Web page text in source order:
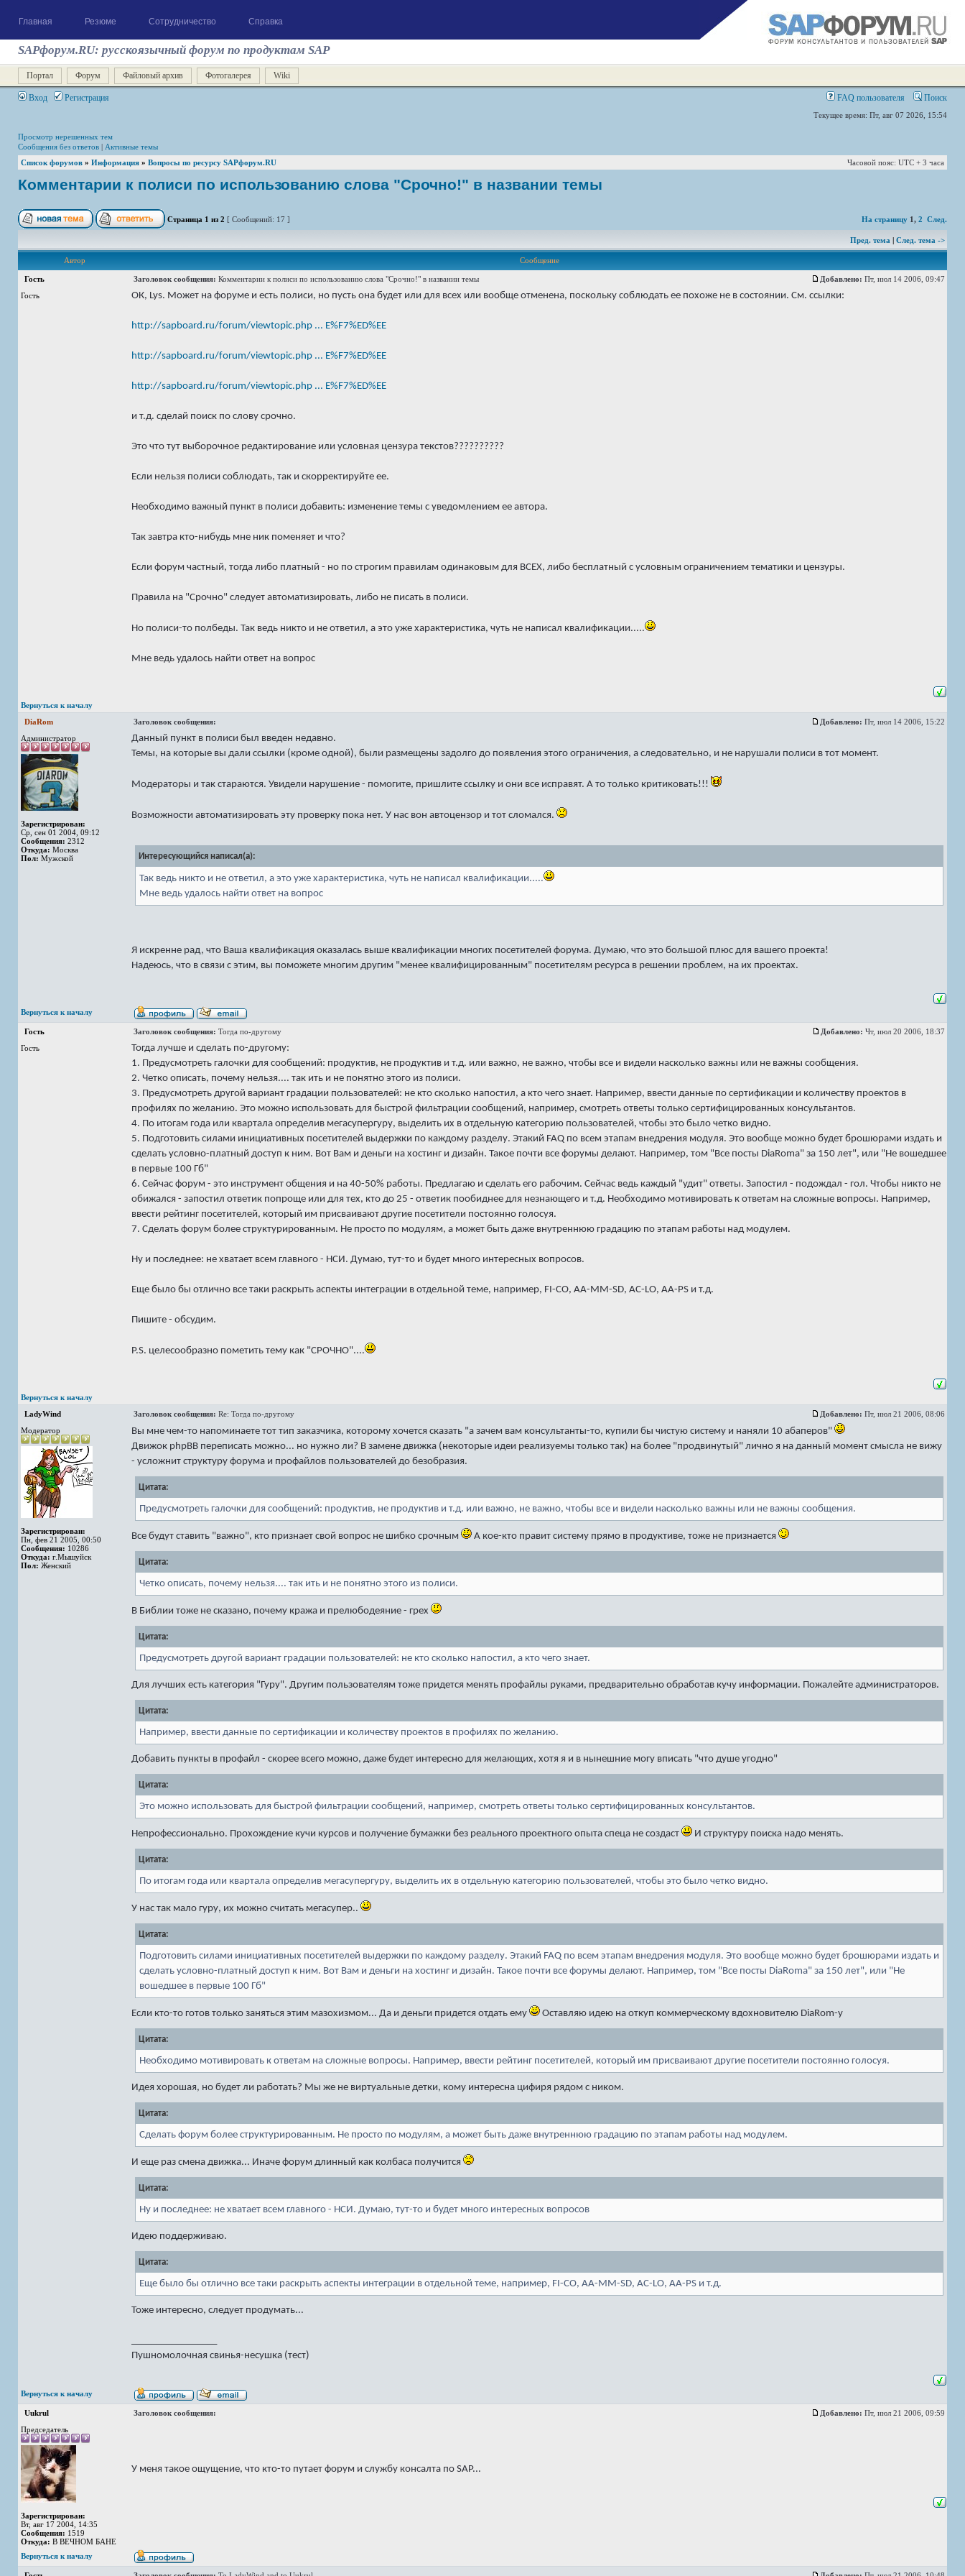
Главная Резюме Сотрудничество Справка
SAPфорум.RU: русскоязычный форум по продуктам SAP
Портал Форум Файловый архив Фотогалерея Wiki
Вход Регистрация FAQ пользователя Поиск
Текущее время: Пт, авг 07 2026, 15:54
Просмотр нерешенных тем
Сообщения без ответов | Активные темы
Список форумов » Информация » Вопросы по ресурсу SAPфорум.RU Часовой пояс: UTC + 3 часа
Комментарии к полиси по использованию слова "Срочно!" в названии темы
Страница 1 из 2 [ Сообщений: 17 ] На страницу 1, 2 След.
Пред. тема | След. тема ->
Автор Сообщение
Гость Заголовок сообщения: Комментарии к полиси по использованию слова "Срочно!" в названии темы Добавлено: Пт, июл 14 2006, 09:47
Гость
ОК, Lys. Может на форуме и есть полиси, но пусть она будет или для всех или вообще отменена, поскольку соблюдать ее похоже не в состоянии. См. ссылки:
http://sapboard.ru/forum/viewtopic.php ... E%F7%ED%EE
http://sapboard.ru/forum/viewtopic.php ... E%F7%ED%EE
http://sapboard.ru/forum/viewtopic.php ... E%F7%ED%EE
и т.д. сделай поиск по слову срочно.
Это что тут выборочное редактирование или условная цензура текстов??????????
Если нельзя полиси соблюдать, так и скорректируйте ее.
Необходимо важный пункт в полиси добавить: изменение темы с уведомлением ее автора.
Так завтра кто-нибудь мне ник поменяет и что?
Если форум частный, тогда либо платный - но по строгим правилам одинаковым для ВСЕХ, либо бесплатный с условным ограничением тематики и цензуры.
Правила на "Срочно" следует автоматизировать, либо не писать в полиси.
Но полиси-то полбеды. Так ведь никто и не ответил, а это уже характеристика, чуть не написал квалификации.....
Мне ведь удалось найти ответ на вопрос
Вернуться к началу
DiaRom
Заголовок сообщения: Добавлено: Пт, июл 14 2006, 15:22
Администратор
Зарегистрирован:
Ср, сен 01 2004, 09:12
Сообщения: 2312
Откуда: Москва
Пол: Мужской
Данный пункт в полиси был введен недавно.
Темы, на которые вы дали ссылки (кроме одной), были размещены задолго до появления этого ограничения, а следовательно, и не нарушали полиси в тот момент.
Модераторы и так стараются. Увидели нарушение - помогите, пришлите ссылку и они все исправят. А то только критиковать!!!
Возможности автоматизировать эту проверку пока нет. У нас вон автоцензор и тот сломался.
Интересующийся написал(а):
Так ведь никто и не ответил, а это уже характеристика, чуть не написал квалификации.....
Мне ведь удалось найти ответ на вопрос
Я искренне рад, что Ваша квалификация оказалась выше квалификации многих посетителей форума. Думаю, что это большой плюс для вашего проекта!
Надеюсь, что в связи с этим, вы поможете многим другим "менее квалифицированным" посетителям ресурса в решении проблем, на их проектах.
Вернуться к началу
Гость Заголовок сообщения: Тогда по-другому Добавлено: Чт, июл 20 2006, 18:37
Гость
Тогда лучше и сделать по-другому:
1. Предусмотреть галочки для сообщений: продуктив, не продуктив и т.д. или важно, не важно, чтобы все и видели насколько важны или не важны сообщения.
2. Четко описать, почему нельзя.... так ить и не понятно этого из полиси.
3. Предусмотреть другой вариант градации пользователей: не кто сколько напостил, а кто чего знает. Например, ввести данные по сертификации и количеству проектов в
профилях по желанию. Это можно использовать для быстрой фильтрации сообщений, например, смотреть ответы только сертифицированных консультантов.
4. По итогам года или квартала определив мегасупергуру, выделить их в отдельную категорию пользователей, чтобы это было четко видно.
5. Подготовить силами инициативных посетителей выдержки по каждому разделу. Этакий FAQ по всем этапам внедрения модуля. Это вообще можно будет брошюрами издать и
сделать условно-платный доступ к ним. Вот Вам и деньги на хостинг и дизайн. Такое почти все форумы делают. Например, том "Все посты DiaRoma" за 150 лет", или "Не вошедшее
в первые 100 Гб"
6. Сейчас форум - это инструмент общения и на 40-50% работы. Предлагаю и сделать его рабочим. Сейчас ведь каждый "удит" ответы. Запостил - подождал - гол. Чтобы никто не
обижался - запостил ответик попроще или для тех, кто до 25 - ответик пообиднее для незнающего и т.д. Необходимо мотивировать к ответам на сложные вопросы. Например,
ввести рейтинг посетителей, который им присваивают другие посетители постоянно голосуя.
7. Сделать форум более структурированным. Не просто по модулям, а может быть даже внутреннюю градацию по этапам работы над модулем.
Ну и последнее: не хватает всем главного - НСИ. Думаю, тут-то и будет много интересных вопросов.
Еще было бы отлично все таки раскрыть аспекты интеграции в отдельной теме, например, FI-CO, AA-MM-SD, AC-LO, AA-PS и т.д.
Пишите - обсудим.
P.S. целесообразно пометить тему как "СРОЧНО"....
Вернуться к началу
LadyWind
Заголовок сообщения: Re: Тогда по-другому Добавлено: Пт, июл 21 2006, 08:06
Модератор
Зарегистрирован:
Пн, фев 21 2005, 00:50
Сообщения: 10286
Откуда: г.Мышуйск
Пол: Женский
Вы мне чем-то напоминаете тот тип заказчика, которому хочется сказать "а зачем вам консультанты-то, купили бы чистую систему и наняли 10 абаперов"
Движок phpBB переписать можно... но нужно ли? В замене движка (некоторые идеи реализуемы только так) на более "продвинутый" лично я на данный момент смысла не вижу
- усложнит структуру форума и профайлов пользователей до безобразия.
Цитата:
Предусмотреть галочки для сообщений: продуктив, не продуктив и т.д. или важно, не важно, чтобы все и видели насколько важны или не важны сообщения.
Все будут ставить "важно", кто признает свой вопрос не шибко срочным А кое-кто правит систему прямо в продуктиве, тоже не признается
Цитата:
Четко описать, почему нельзя.... так ить и не понятно этого из полиси.
В Библии тоже не сказано, почему кража и прелюбодеяние - грех
Цитата:
Предусмотреть другой вариант градации пользователей: не кто сколько напостил, а кто чего знает.
Для лучших есть категория "Гуру". Другим пользователям тоже придется менять профайлы руками, предварительно обработав кучу информации. Пожалейте администраторов.
Цитата:
Например, ввести данные по сертификации и количеству проектов в профилях по желанию.
Добавить пункты в профайл - скорее всего можно, даже будет интересно для желающих, хотя я и в нынешние могу вписать "что душе угодно"
Цитата:
Это можно использовать для быстрой фильтрации сообщений, например, смотреть ответы только сертифицированных консультантов.
Непрофессионально. Прохождение кучи курсов и получение бумажки без реального проектного опыта спеца не создаст И структуру поиска надо менять.
Цитата:
По итогам года или квартала определив мегасупергуру, выделить их в отдельную категорию пользователей, чтобы это было четко видно.
У нас так мало гуру, их можно считать мегасупер..
Цитата:
Подготовить силами инициативных посетителей выдержки по каждому разделу. Этакий FAQ по всем этапам внедрения модуля. Это вообще можно будет брошюрами издать и
сделать условно-платный доступ к ним. Вот Вам и деньги на хостинг и дизайн. Такое почти все форумы делают. Например, том "Все посты DiaRoma" за 150 лет", или "Не
вошедшее в первые 100 Гб"
Если кто-то готов только заняться этим мазохизмом... Да и деньги придется отдать ему Оставляю идею на откуп коммерческому вдохновителю DiaRom-y
Цитата:
Необходимо мотивировать к ответам на сложные вопросы. Например, ввести рейтинг посетителей, который им присваивают другие посетители постоянно голосуя.
Идея хорошая, но будет ли работать? Мы же не виртуальные детки, кому интересна цифиря рядом с ником.
Цитата:
Сделать форум более структурированным. Не просто по модулям, а может быть даже внутреннюю градацию по этапам работы над модулем.
И еще раз смена движка... Иначе форум длинный как колбаса получится
Цитата:
Ну и последнее: не хватает всем главного - НСИ. Думаю, тут-то и будет много интересных вопросов
Идею поддерживаю.
Цитата:
Еще было бы отлично все таки раскрыть аспекты интеграции в отдельной теме, например, FI-CO, AA-MM-SD, AC-LO, AA-PS и т.д.
Тоже интересно, следует продумать...
Пушномолочная свинья-несушка (тест)
Вернуться к началу
Uukrul Заголовок сообщения: Добавлено: Пт, июл 21 2006, 09:59
Председатель
Зарегистрирован:
Вт, авг 17 2004, 14:35
Сообщения: 1519
Откуда: В ВЕЧНОМ БАНЕ
У меня такое ощущение, что кто-то путает форум и службу консалта по SAP...
Вернуться к началу